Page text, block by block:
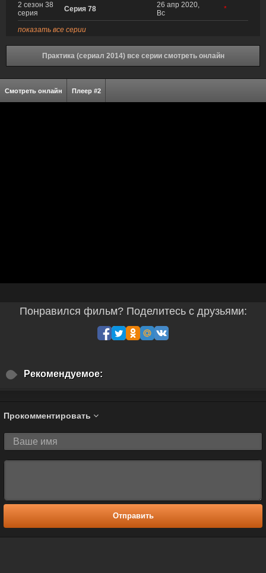
2 сезон 38
серия
Серия 78
26 апр 2020,
Вс
*
показать все серии
Практика (сериал 2014) все серии смотреть онлайн
Смотреть онлайн Плеер #2
Понравился фильм? Поделитесь с друзьями:
Рекомендуемое:
Прокомментировать
Отправить